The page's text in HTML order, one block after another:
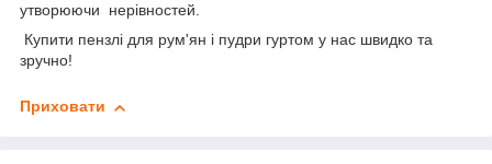
утворюючи нерівностей.
Купити пензлі для рум'ян і пудри гуртом у нас швидко та
зручно!
Приховати